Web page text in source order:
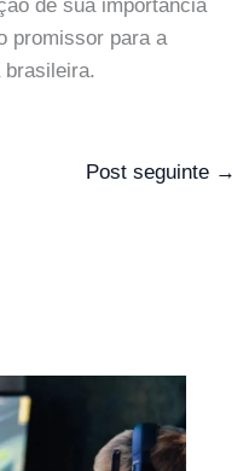
de sua importância
promissor para a
Post seguinte →